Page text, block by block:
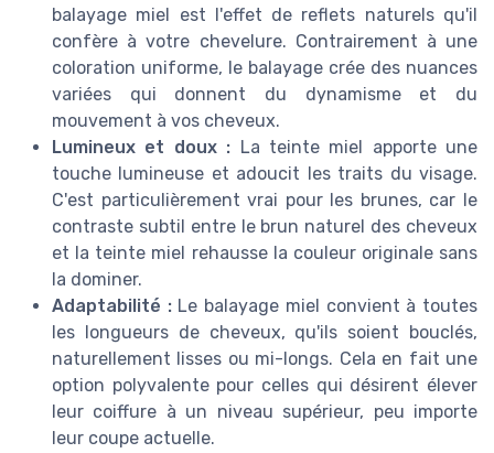
balayage miel est l'effet de reflets naturels qu'il
confère à votre chevelure. Contrairement à une
coloration uniforme, le balayage crée des nuances
variées qui donnent du dynamisme et du
mouvement à vos cheveux.
Lumineux et doux : La teinte miel apporte une
touche lumineuse et adoucit les traits du visage.
C'est particulièrement vrai pour les brunes, car le
contraste subtil entre le brun naturel des cheveux
et la teinte miel rehausse la couleur originale sans
la dominer.
Adaptabilité :Le balayage miel convient à toutes
les longueurs de cheveux, qu'ils soient bouclés,
naturellement lisses ou mi-longs. Cela en fait une
option polyvalente pour celles qui désirent élever
leur coiffure à un niveau supérieur, peu importe
leur coupe actuelle.